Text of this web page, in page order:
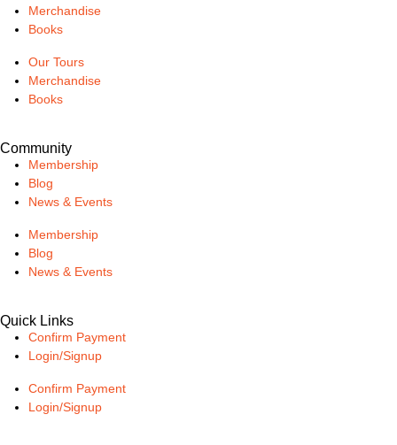
Merchandise
Books
Our Tours
Merchandise
Books
Community
Membership
Blog
News & Events
Membership
Blog
News & Events
Quick Links
Confirm Payment
Login/Signup
Confirm Payment
Login/Signup